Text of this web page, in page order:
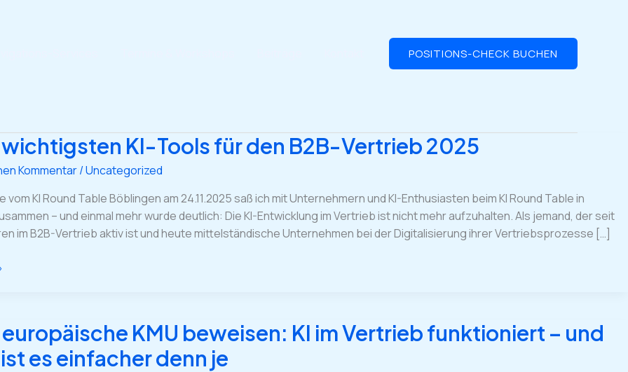
POSITIONS-CHECK BUCHEN
wichtigsten KI-Tools für den B2B-Vertrieb 2025
Kommentar/Uncategorized
vom KI Round Table Böblingen am 24.11.2025 saß ich mit Unternehmern und KI-Enthusiasten beim KI Round Table in
– und einmal mehr wurde deutlich: Die KI-Entwicklung im Vertrieb ist nicht mehr aufzuhalten. Als jemand, der seit
im B2B-Vertrieb aktiv ist und heute mittelständische Unternehmen bei der Digitalisierung ihrer Vertriebsprozesse […]
europäische KMU beweisen: KI im Vertrieb funktioniert – und
es einfacher denn je